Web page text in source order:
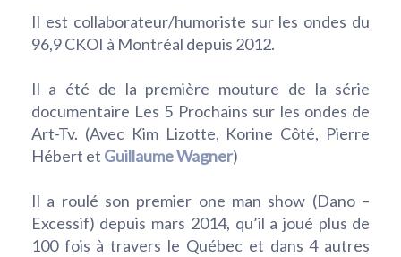
Il est collaborateur/humoriste sur les ondes du
96,9 CKOI à Montréal depuis 2012.
Il a été de la première mouture de la série
documentaire Les 5 Prochains sur les ondes de
Art-Tv. (Avec Kim Lizotte, Korine Côté, Pierre
Hébert et Guillaume Wagner)
Il a roulé son premier one man show (Dano –
Excessif) depuis mars 2014, qu’il a joué plus de
100 fois à travers le Québec et dans 4 autres